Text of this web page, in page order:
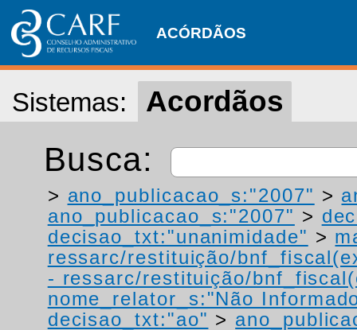
ACÓRDÃOS
Sistemas: Acordãos
Busca:
> ano_publicacao_s:"2007" >
ano_publicacao_s:"2007" >
decisao_txt:"unanimidade" >
ressarc/restituição/
- ressarc/restituição/
nome_relator_s:"Não
decisao_txt:"ao" >